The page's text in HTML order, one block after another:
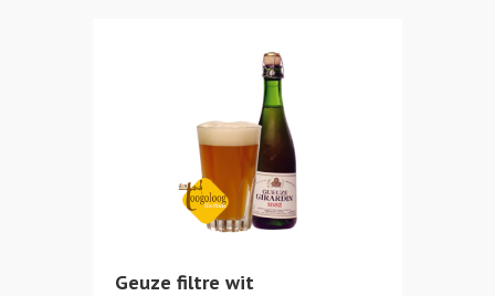
Geuze filtre wit